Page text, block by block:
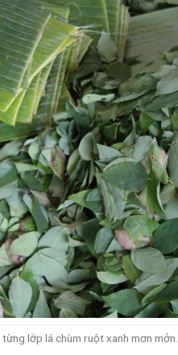
lớp lá chùm ruột xanh mơn mởn.